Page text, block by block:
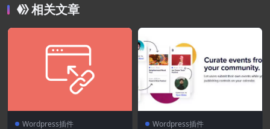
相关文章
Wordpress插件 Wordpress插件